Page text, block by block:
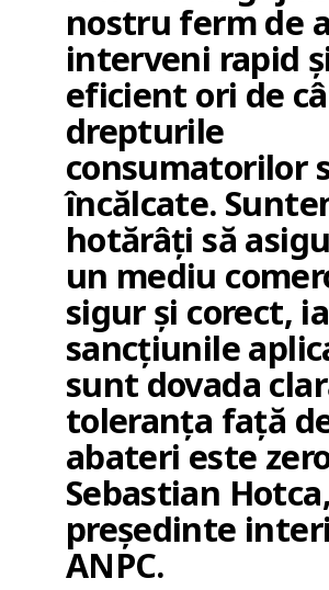
nostru ferm de a
interveni rapid
eficient ori de
drepturile
consumatorilor
încălcate.
hotărâți să
un mediu
sigur și corect,
sancțiunile
sunt dovada
toleranța față
abateri este
Sebastian Hotca,
președinte
ANPC.